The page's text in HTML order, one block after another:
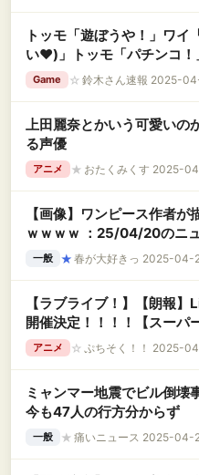
トッモ「遊ぼうや！」ワ
い❤)」トッモ「パチンコ！
Game ☆ 鈴木さん速報 2025-
上田麗奈とかいう可愛いの
る声優
アニメ ★ おたくみくす 2025-
【画像】ワンピース作者
ｗｗｗｗ ：25/04/20のニ
一般 ★ 春が大好きっ 2025-04-
【ラブライブ！】【朗報
開催決定！！！！【スーパ
アニメ ☆ ぷちそく！！ 2025-
ミャンマー地震でビル倒
今も47人の行方分からず
一般 ★ 痛いニュース 2025-04-